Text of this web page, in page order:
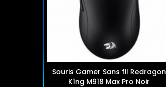
Souris Gamer Sans fil Redragon
K1ng M918 Max Pro Noir